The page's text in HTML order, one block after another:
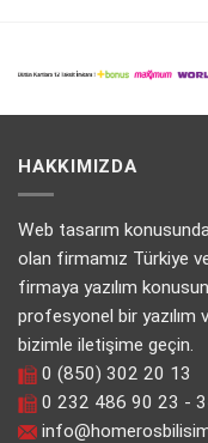
HAKKIMIZDA
Web tasarım
olan firmamız Türkiye
firmaya yazılım
profesyonel bir yazılım
bizimle iletişime geçin.
0 (850) 302 20 13
0 232 486 90 23 -